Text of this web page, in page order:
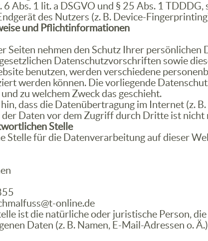
Abs. 1 lit. a DSGVO und § 25 Abs. 1
des Nutzers (z. B. Device-
und Pflicht­informationen
Seiten nehmen den Schutz Ihrer
Datenschutzvorschriften sowie
benutzen, werden verschiedene
werden können. Die vorliegende
zu welchem Zweck das geschieht.
dass die Datenübertragung im Internet (z.
der Daten vor dem Zugriff durch Dritte ist nicht
Stelle
Stelle für die Datenverarbeitung auf dieser
online.de
ist die natürliche oder juristische Person,
Daten (z. B. Namen, E-Mail-Adressen o.